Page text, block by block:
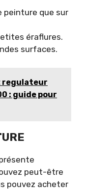
peinture que sur
éraflures.
surfaces.
regulateur
: guide pour
peut-être
pouvez acheter